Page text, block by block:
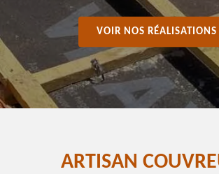
VOIR NOS RÉALISATIONS
ARTISAN